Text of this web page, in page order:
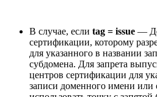
В случае, если tag = issue —
сертификации, которому
для указанного в названии
субдомена. Для запрета
центров сертификации для
записи доменного имени или